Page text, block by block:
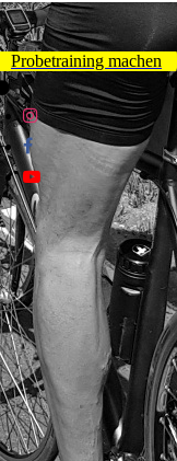
Probetraining machen